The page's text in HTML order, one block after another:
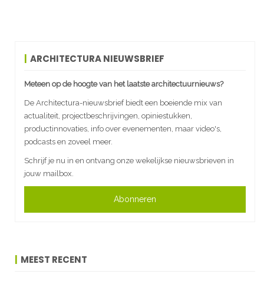
ARCHITECTURA NIEUWSBRIEF
Meteen op de hoogte van het laatste architectuurnieuws?
De Architectura-nieuwsbrief biedt een boeiende mix van
actualiteit, projectbeschrijvingen, opiniestukken,
productinnovaties, info over evenementen, maar video's,
podcasts en zoveel meer.
Schrijf je nu in en ontvang onze wekelijkse nieuwsbrieven in
jouw mailbox.
Abonneren
MEEST RECENT